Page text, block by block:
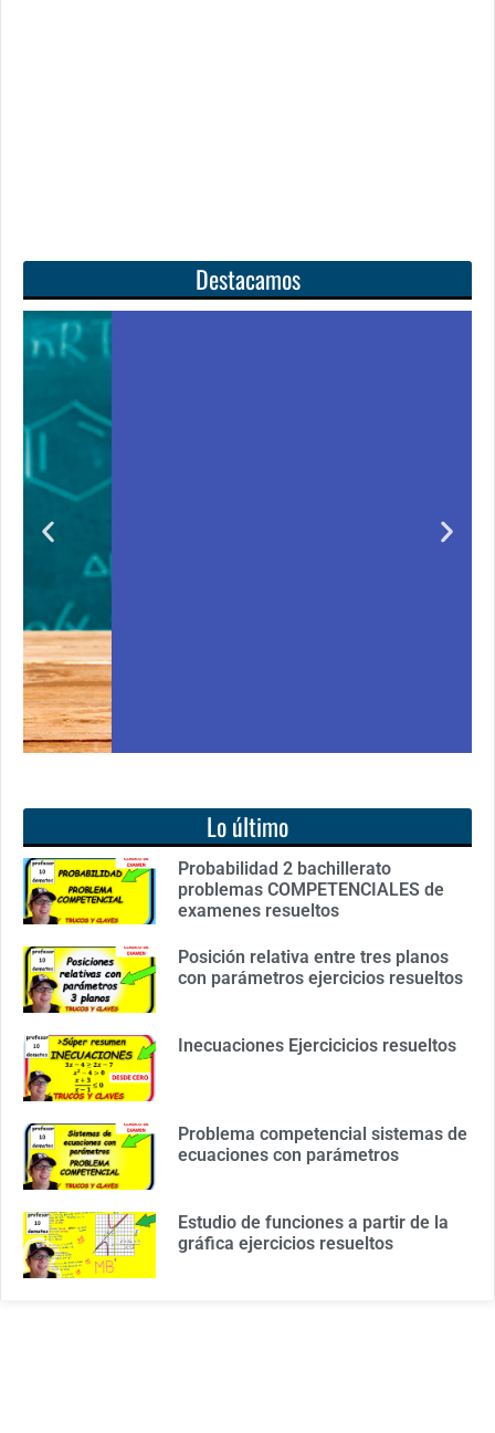
Destacamos
Notición!! Ya se puede adquirir nuestro segundo
Lo último
Probabilidad 2 bachillerato
problemas COMPETENCIALES de
examenes resueltos
Posición relativa entre tres planos
con parámetros ejercicios resueltos
Inecuaciones Ejercicicios resueltos
Problema competencial sistemas de
ecuaciones con parámetros
Estudio de funciones a partir de la
gráfica ejercicios resueltos